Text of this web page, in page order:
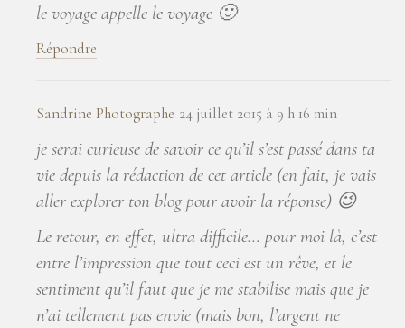
le voyage appelle le voyage 🙂
Répondre
Sandrine Photographe 24 juillet 2015 à 9 h 16 min
je serai curieuse de savoir ce qu’il s’est passé dans ta
vie depuis la rédaction de cet article (en fait, je vais
aller explorer ton blog pour avoir la réponse) 😉
Le retour, en effet, ultra difficile… pour moi là, c’est
entre l’impression que tout ceci est un rêve, et le
sentiment qu’il faut que je me stabilise mais que je
n’ai tellement pas envie (mais bon, l’argent ne